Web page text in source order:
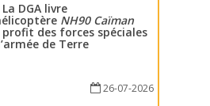
La DGA livre
NH90 Caïman
des forces spéciales
de Terre
26-07-2026